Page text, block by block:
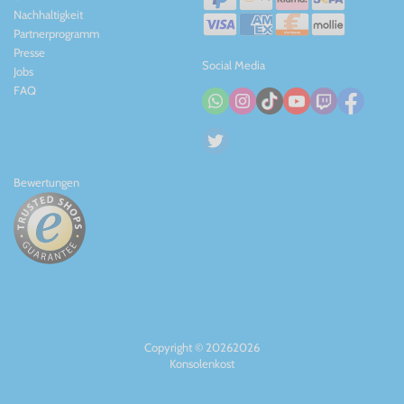
Spielvergnügens. Selbst wenn du Spieldaten aus Super Smash
Bros. für Wii U auf deiner amiibo-Figur gespeichert hast, kannst
du sie verwenden, um Inhalte in Mario Kart 8, Hyrule Warriors
und anderen Titeln freizuschalten.
Mit einem Zubehörteil, dessen Veröffentlichung für 2015
geplant ist, kann amiibo auch mit Nintendo 3DS und 2DS
Nachhaltigkeit
Partnerprogramm
Presse
Jobs
FAQ
Social Media
Bewertungen
Copyright © 20262026
Konsolenkost